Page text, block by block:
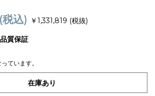
(税込) ￥1,331,819 (税抜)
質保証
ています。
在庫あり